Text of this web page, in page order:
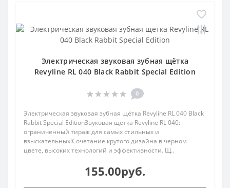
Электрическая звуковая зубная щётка
Revyline RL 040 Black Rabbit Special Edition
0
Электрическая звуковая зубная щётка Revyline RL 040 Black
Rabbit Special EditionЗвуковая щетка Revyline RL 040:
ограниченный тираж для самых стильных и
взыскательных!Сочетание крутого дизайна в черном
цвете, высоких технологий и эффективности. Щ..
155.00руб.